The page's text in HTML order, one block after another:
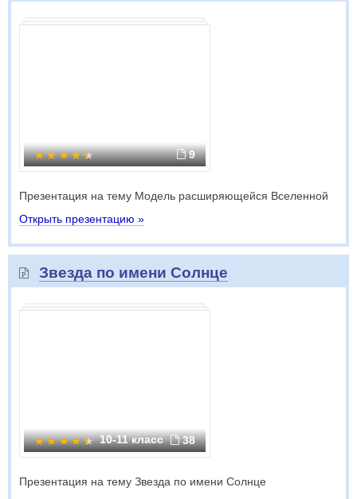
9
Презентация на тему Модель расширяющейся Вселенной
Открыть презентацию »
Звезда по имени Солнце
10-11 класс 38
Презентация на тему Звезда по имени Солнце